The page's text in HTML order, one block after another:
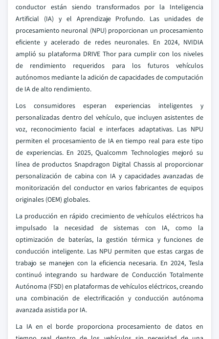
conductor están siendo transformados por la Inteligencia
Artificial (IA) y el Aprendizaje Profundo. Las unidades de
procesamiento neuronal (NPU) proporcionan un procesamiento
eficiente y acelerado de redes neuronales. En 2024, NVIDIA
amplió su plataforma DRIVE Thor para cumplir con los niveles
de rendimiento requeridos para los futuros vehículos
autónomos mediante la adición de capacidades de computación
de IA de alto rendimiento.
Los consumidores esperan experiencias inteligentes y
personalizadas dentro del vehículo, que incluyen asistentes de
voz, reconocimiento facial e interfaces adaptativas. Las NPU
permiten el procesamiento de IA en tiempo real para este tipo
de experiencias. En 2025, Qualcomm Technologies mejoró su
línea de productos Snapdragon Digital Chassis al proporcionar
personalización de cabina con IA y capacidades avanzadas de
monitorización del conductor en varios fabricantes de equipos
originales (OEM) globales.
La producción en rápido crecimiento de vehículos eléctricos ha
impulsado la necesidad de sistemas con IA, como la
optimización de baterías, la gestión térmica y funciones de
conducción inteligente. Las NPU permiten que estas cargas de
trabajo se manejen con la eficiencia necesaria. En 2024, Tesla
continuó integrando su hardware de Conducción Totalmente
Autónoma (FSD) en plataformas de vehículos eléctricos, creando
una combinación de electrificación y conducción autónoma
avanzada asistida por IA.
La IA en el borde proporciona procesamiento de datos en